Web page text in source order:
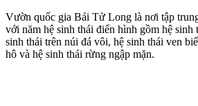
Vườn quốc gia Bái Tử Long là nơi tập
với năm hệ sinh thái điển hình gồm hệ sinh
sinh thái trên núi đá vôi, hệ sinh thái ven
hô và hệ sinh thái rừng ngập mặn.